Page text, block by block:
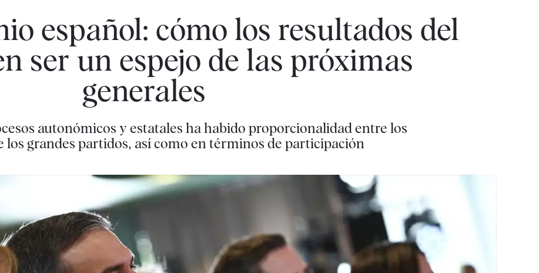
español: cómo los resultados del
ser un espejo de las próximas
generales
autonómicos y estatales ha habido proporcionalidad entre los
los grandes partidos, así como en términos de participación